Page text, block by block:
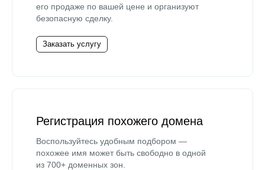
его продаже по вашей цене и организуют
безопасную сделку.
Заказать услугу
Регистрация похожего домена
Воспользуйтесь удобным подбором —
похожее имя может быть свободно в одной
из 700+ доменных зон.